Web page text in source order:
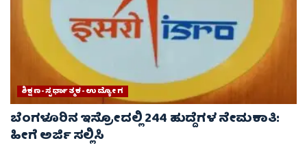
ಶಿಕ್ಷಣ-ಸ್ಪರ್ಧಾತ್ಮಕ-ಉದ್ಯೋಗ
ಬೆಂಗಳೂರಿನ ಇಸ್ರೋದಲ್ಲಿ 244 ಹುದ್ದೆಗಳ ನೇಮಕಾತಿ:
ಹೀಗೆ ಅರ್ಜಿ ಸಲ್ಲಿಸಿ